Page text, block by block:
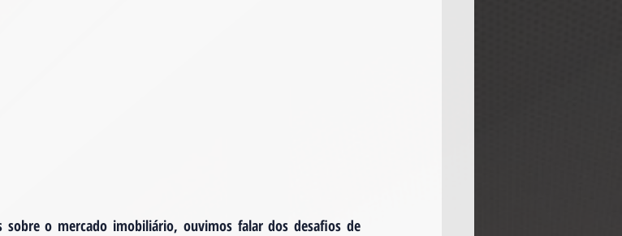
o mercado imobiliário, ouvimos falar dos desafios de